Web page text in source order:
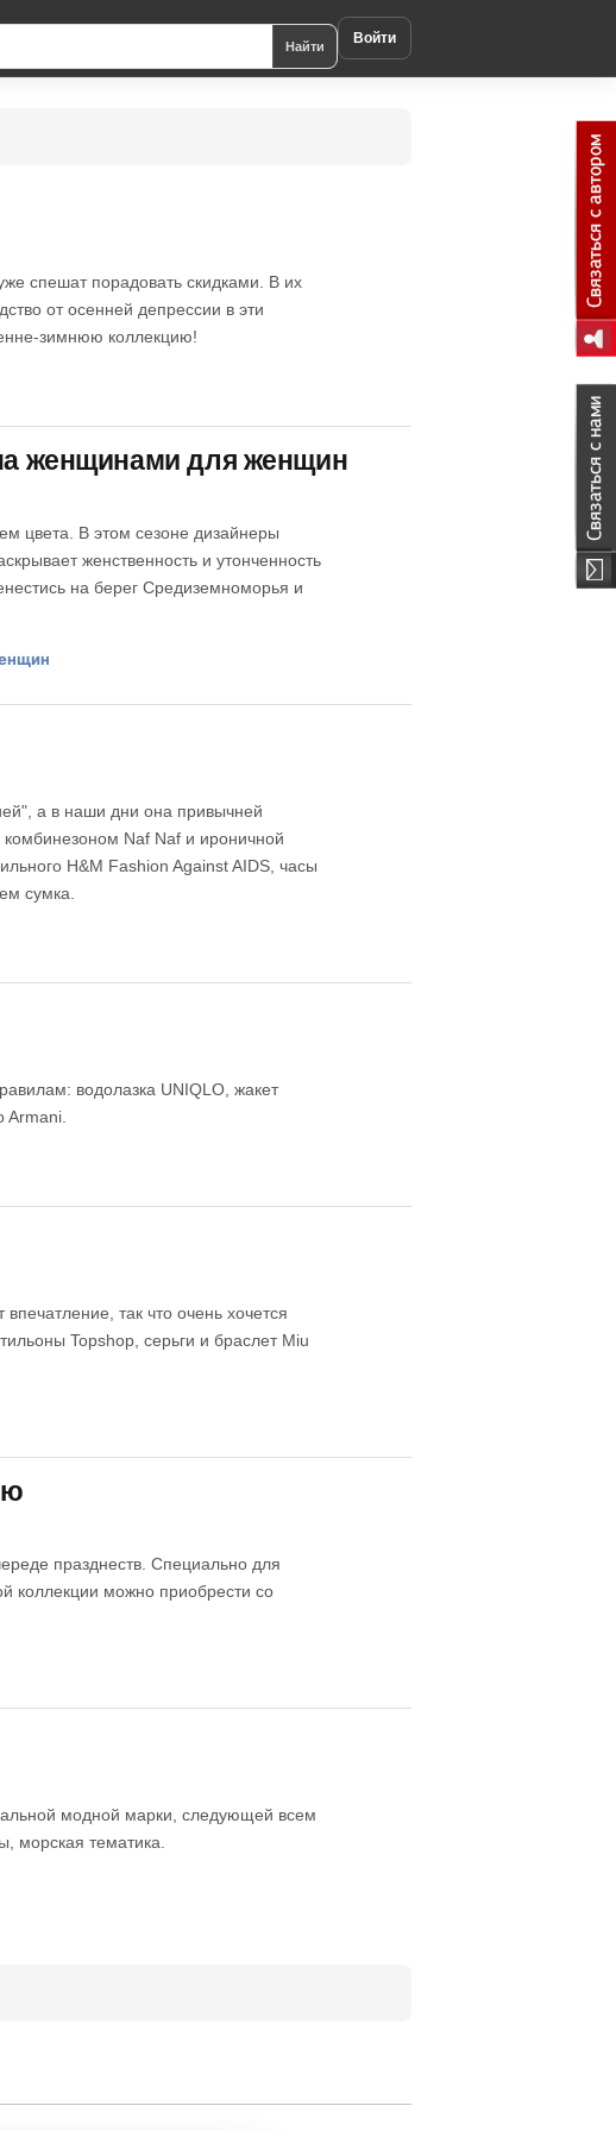
Найти Войти
спешат порадовать скидками. В их
от осенней депрессии в эти
зимнюю коллекцию!
женщинами для женщин
цвета. В этом сезоне дизайнеры
женственность и утонченность
на берег Средиземноморья и
а в наши дни она привычней
Naf Naf и ироничной
H&M Fashion Against AIDS, часы
сумка.
водолазка UNIQLO, жакет
Armani.
так что очень хочется
Topshop, серьги и браслет Miu
празднеств. Специально для
коллекции можно приобрести со
модной марки, следующей всем
морская тематика.